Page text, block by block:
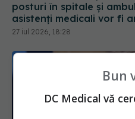
Bun
DC Medical vă